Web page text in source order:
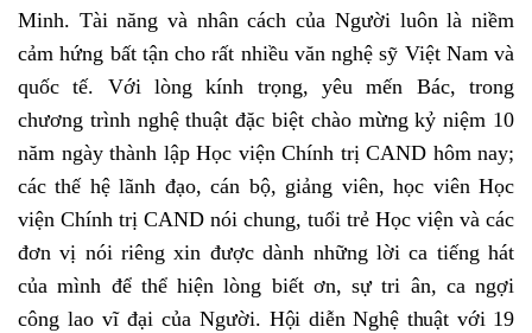
Minh. Tài năng và nhân cách của Người luôn là niềm
cảm hứng bất tận cho rất nhiều văn nghệ sỹ Việt Nam và
quốc tế. Với lòng kính trọng, yêu mến Bác, trong
chương trình nghệ thuật đặc biệt chào mừng kỷ niệm 10
năm ngày thành lập Học viện Chính trị CAND hôm nay;
các thế hệ lãnh đạo, cán bộ, giảng viên, học viên Học
viện Chính trị CAND nói chung, tuổi trẻ Học viện và các
đơn vị nói riêng xin được dành những lời ca tiếng hát
của mình để thể hiện lòng biết ơn, sự tri ân, ca ngợi
công lao vĩ đại của Người. Hội diễn Nghệ thuật với19